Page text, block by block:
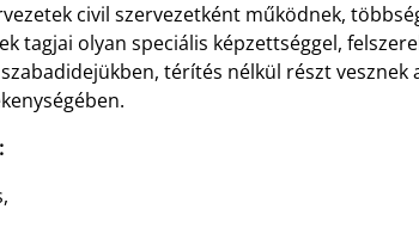
civil szervezetként működnek,
tagjai olyan speciális képzettséggel,
térítés nélkül részt vesznek